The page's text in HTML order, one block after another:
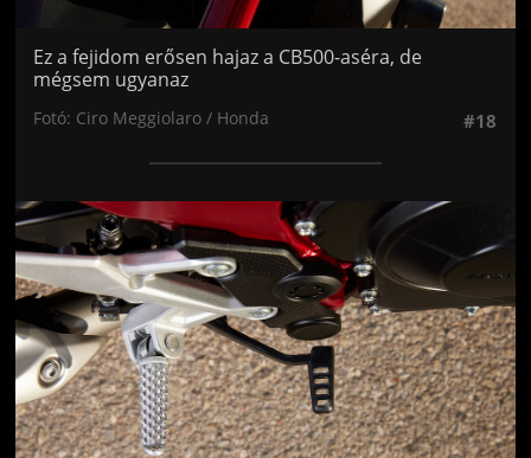
Ez a fejidom erősen hajaz a CB500-aséra, de
mégsem ugyanaz
Fotó: Ciro Meggiolaro / Honda #18
Jön még kép!